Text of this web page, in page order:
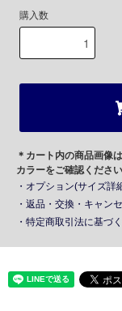
購入数
＊カート内の商品画像
カラーをご確認ください
・オプション(サイズ詳
・返品・交換・キャン
・特定商取引法に基づ